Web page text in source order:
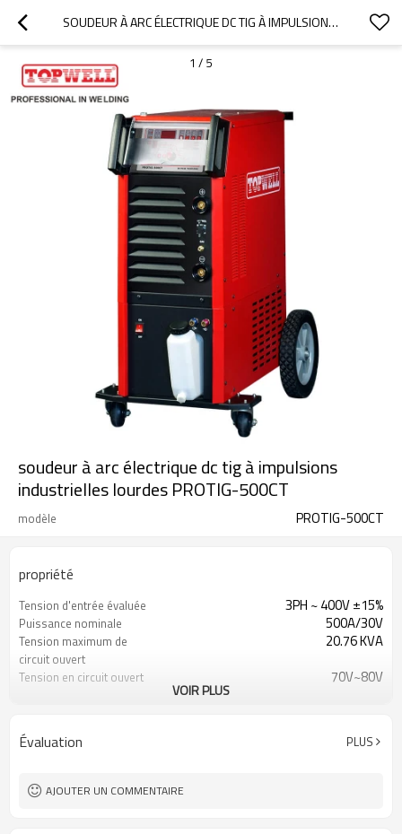
SOUDEUR À ARC ÉLECTRIQUE DC TIG À IMPULSIONS INDUSTRIELLES LOURDES PROTIG-500CT
1 / 5
soudeur à arc électrique dc tig à impulsions
industrielles lourdes PROTIG-500CT
modèle PROTIG-500CT
propriété
Tension d'entrée évaluée 3PH ~ 400V ±15%
Puissance nominale 500A/30V
Tension maximum de
circuit ouvert
20.76 KVA
Tension en circuit ouvert 70V~80V
Facteur de puissance
Efficacité 85%
Dimensions
Poids
VOIR PLUS
Évaluation PLUS
AJOUTER UN COMMENTAIRE